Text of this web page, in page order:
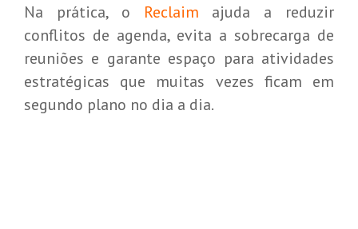
Na prática, o Reclaim ajuda a reduzir
conflitos de agenda, evita a sobrecarga de
reuniões e garante espaço para atividades
estratégicas que muitas vezes ficam em
segundo plano no dia a dia.